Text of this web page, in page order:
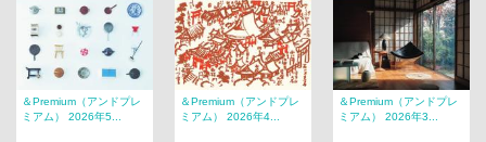
＆Premium（アンドプレ
ミアム） 2026年5...
＆Premium（アンドプレ
ミアム） 2026年4...
＆Premium（アンドプレ
ミアム） 2026年3...